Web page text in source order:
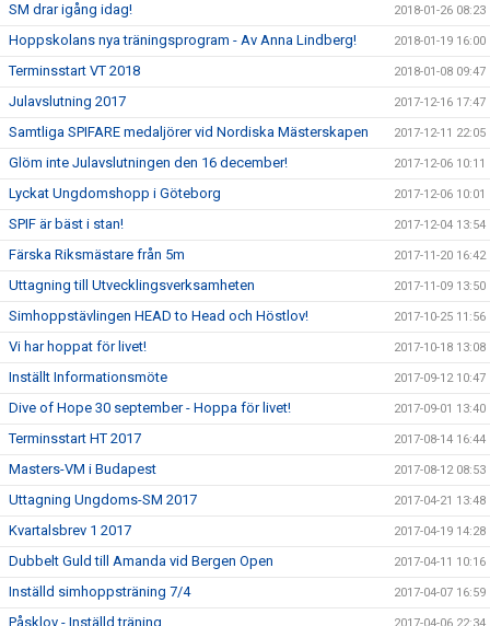
SM drar igång idag! 2018-01-26 08:23
Hoppskolans nya träningsprogram - Av Anna Lindberg! 2018-01-19 16:00
Terminsstart VT 2018 2018-01-08 09:47
Julavslutning 2017 2017-12-16 17:47
Samtliga SPIFARE medaljörer vid Nordiska Mästerskapen 2017-12-11 22:05
Glöm inte Julavslutningen den 16 december! 2017-12-06 10:11
Lyckat Ungdomshopp i Göteborg 2017-12-06 10:01
SPIF är bäst i stan! 2017-12-04 13:54
Färska Riksmästare från 5m 2017-11-20 16:42
Uttagning till Utvecklingsverksamheten 2017-11-09 13:50
Simhoppstävlingen HEAD to Head och Höstlov! 2017-10-25 11:56
Vi har hoppat för livet! 2017-10-18 13:08
Inställt Informationsmöte 2017-09-12 10:47
Dive of Hope 30 september - Hoppa för livet! 2017-09-01 13:40
Terminsstart HT 2017 2017-08-14 16:44
Masters-VM i Budapest 2017-08-12 08:53
Uttagning Ungdoms-SM 2017 2017-04-21 13:48
Kvartalsbrev 1 2017 2017-04-19 14:28
Dubbelt Guld till Amanda vid Bergen Open 2017-04-11 10:16
Inställd simhoppsträning 7/4 2017-04-07 16:59
Påsklov - Inställd träning